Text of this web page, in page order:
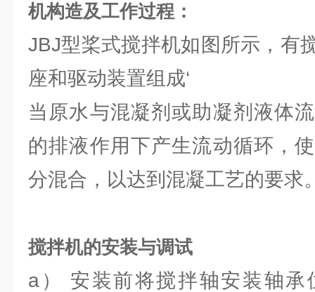
机构造及工作过程：
JBJ型桨式搅拌机如图所示，有
座和驱动装置组成‘
当原水与混凝剂或助凝剂液体
的排液作用下产生流动循环，
分混合，以达到混凝工艺的要求
搅拌机的安装与调试
a） 安装前将搅拌轴安装轴承